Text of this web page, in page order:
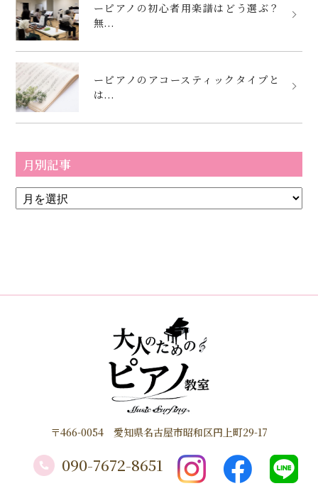
ーピアノの初心者用楽譜はどう選ぶ？
無...
ーピアノのアコースティックタイプと
は...
月別記事
〒466-0054 愛知県名古屋市昭和区円上町29-17
090-7672-8651